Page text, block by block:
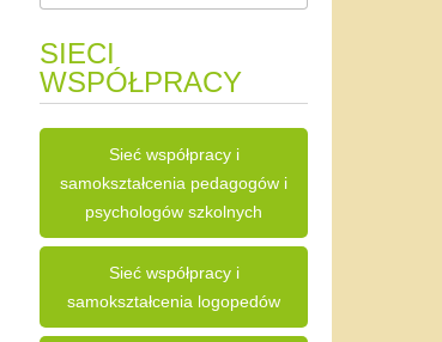
SIECI
WSPÓŁPRACY
Sieć współpracy i
samokształcenia pedagogów i
psychologów szkolnych
Sieć współpracy i
samokształcenia logopedów